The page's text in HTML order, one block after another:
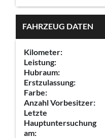
FAHRZEUG DATEN
Kilometer:
Leistung:
Hubraum:
Erstzulassung:
Farbe:
Anzahl Vorbesitzer:
Letzte
Hauptuntersuchung
am: